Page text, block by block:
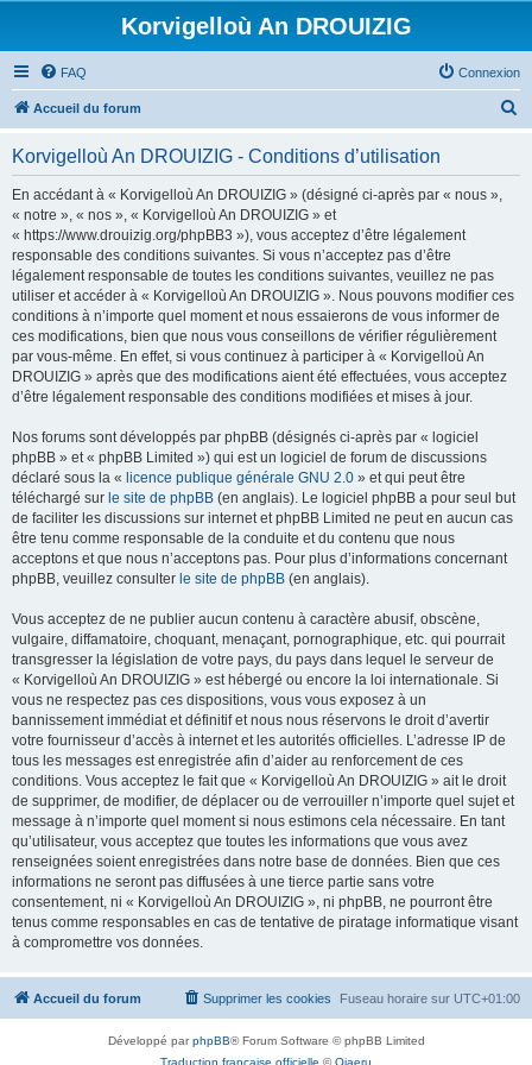
Korvigelloù An DROUIZIG
FAQ Connexion
Accueil du forum
Korvigelloù An DROUIZIG - Conditions d’utilisation
En accédant à « Korvigelloù An DROUIZIG » (désigné ci-après par « nous »,
« notre », « nos », « Korvigelloù An DROUIZIG » et
« https://www.drouizig.org/phpBB3 »), vous acceptez d’être légalement
responsable des conditions suivantes. Si vous n’acceptez pas d’être
légalement responsable de toutes les conditions suivantes, veuillez ne pas
utiliser et accéder à « Korvigelloù An DROUIZIG ». Nous pouvons modifier ces
conditions à n’importe quel moment et nous essaierons de vous informer de
ces modifications, bien que nous vous conseillons de vérifier régulièrement
par vous-même. En effet, si vous continuez à participer à « Korvigelloù An
DROUIZIG » après que des modifications aient été effectuées, vous acceptez
d’être légalement responsable des conditions modifiées et mises à jour.
Nos forums sont développés par phpBB (désignés ci-après par « logiciel
phpBB » et « phpBB Limited ») qui est un logiciel de forum de discussions
déclaré sous la « licence publique générale GNU 2.0 » et qui peut être
téléchargé sur le site de phpBB (en anglais). Le logiciel phpBB a pour seul but
de faciliter les discussions sur internet et phpBB Limited ne peut en aucun cas
être tenu comme responsable de la conduite et du contenu que nous
acceptons et que nous n’acceptons pas. Pour plus d’informations concernant
phpBB, veuillez consulter le site de phpBB (en anglais).
Vous acceptez de ne publier aucun contenu à caractère abusif, obscène,
vulgaire, diffamatoire, choquant, menaçant, pornographique, etc. qui pourrait
transgresser la législation de votre pays, du pays dans lequel le serveur de
« Korvigelloù An DROUIZIG » est hébergé ou encore la loi internationale. Si
vous ne respectez pas ces dispositions, vous vous exposez à un
bannissement immédiat et définitif et nous nous réservons le droit d’avertir
votre fournisseur d’accès à internet et les autorités officielles. L’adresse IP de
tous les messages est enregistrée afin d’aider au renforcement de ces
conditions. Vous acceptez le fait que « Korvigelloù An DROUIZIG » ait le droit
de supprimer, de modifier, de déplacer ou de verrouiller n’importe quel sujet et
message à n’importe quel moment si nous estimons cela nécessaire. En tant
qu’utilisateur, vous acceptez que toutes les informations que vous avez
renseignées soient enregistrées dans notre base de données. Bien que ces
informations ne seront pas diffusées à une tierce partie sans votre
consentement, ni « Korvigelloù An DROUIZIG », ni phpBB, ne pourront être
tenus comme responsables en cas de tentative de piratage informatique visant
à compromettre vos données.
Accueil du forum Fuseau horaire sur UTC+01:00
Supprimer les cookies
Développé parphpBB® Forum Software © phpBB Limited
Traduction française officielle ©Qiaeru